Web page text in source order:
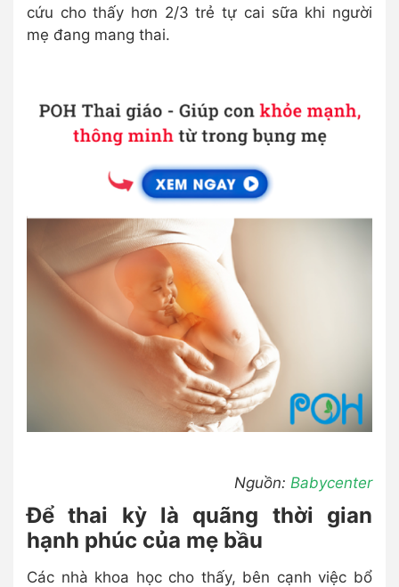
cứu cho thấy hơn 2/3 trẻ tự cai sữa khi người
mẹ đang mang thai.
Nguồn: Babycenter
Để thai kỳ là quãng thời gian
hạnh phúc của mẹ bầu
Các nhà khoa học cho thấy, bên cạnh việc bổ